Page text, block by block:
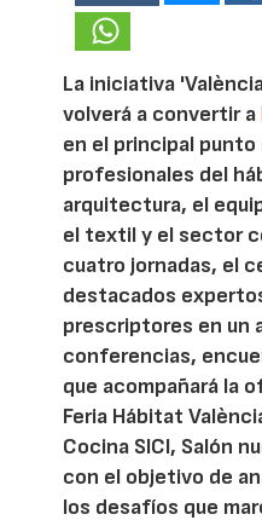
La iniciativa
volverá a convertir a
en el principal
profesionales del
arquitectura, el
el textil y el sector
cuatro jornadas, el
destacados
prescriptores en un
conferencias,
que acompañará la
Feria Hábitat
Cocina SICI, Salón
con el objetivo de
los desafíos que